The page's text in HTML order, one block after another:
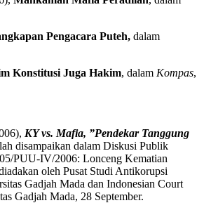
Pengacara Puteh, dalam
Konstitusi Juga Hakim, dalam Kompas,
KY vs. Mafia, ”Pendekar Tanggung
disampaikan dalam Diskusi Publik
PUU-IV/2006: Lonceng Kematian
oleh Pusat Studi Antikorupsi
Gadjah Mada dan Indonesian Court
Gadjah Mada, 28 September.